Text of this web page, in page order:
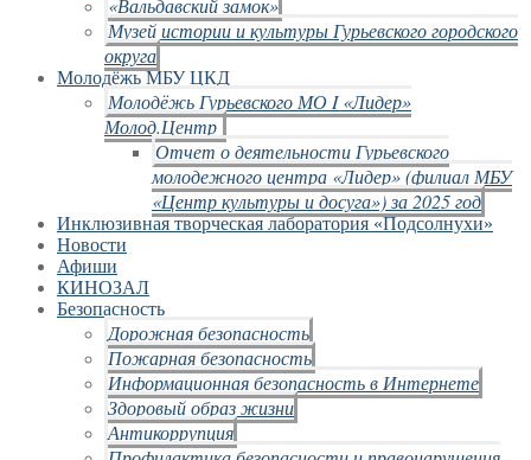
«Вальдавский замок»
Музей истории и культуры Гурьевского городского
округа
Молодёжь МБУ ЦКД
Молодёжь Гурьевского МО I «Лидер»
Молод.Центр
Отчет о деятельности Гурьевского
молодежного центра «Лидер» (филиал МБУ
«Центр культуры и досуга») за 2025 год
Инклюзивная творческая лаборатория «Подсолнухи»
Новости
Афиши
КИНОЗАЛ
Безопасность
Дорожная безопасность
Пожарная безопасность
Информационная безопасность в Интернете
Здоровый образ жизни
Антикоррупция